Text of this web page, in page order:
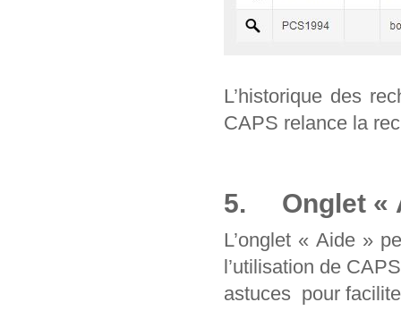
L’historique des
CAPS relance la
5. Onglet «
L’onglet « Aide »
l’utilisation de
astuces pour